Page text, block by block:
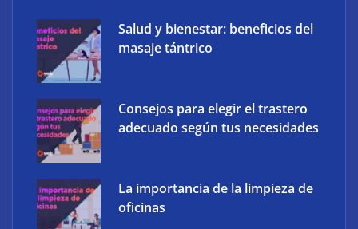
Salud y bienestar: beneficios del
masaje tántrico
Consejos para elegir el trastero
adecuado según tus necesidades
La importancia de la limpieza de
oficinas